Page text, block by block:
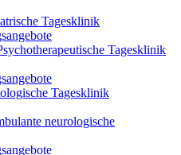
Tagesklinik
Tagesklinik
Tagesklinik
neurologische